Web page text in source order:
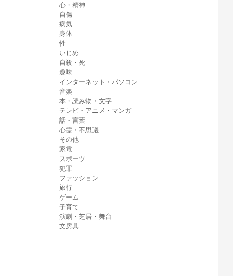
心・精神
自傷
病気
身体
性
いじめ
自殺・死
趣味
インターネット・パソコン
音楽
本・読み物・文字
テレビ・アニメ・マンガ
話・言葉
心霊・不思議
その他
家電
スポーツ
犯罪
ファッション
旅行
ゲーム
子育て
演劇・芝居・舞台
文房具